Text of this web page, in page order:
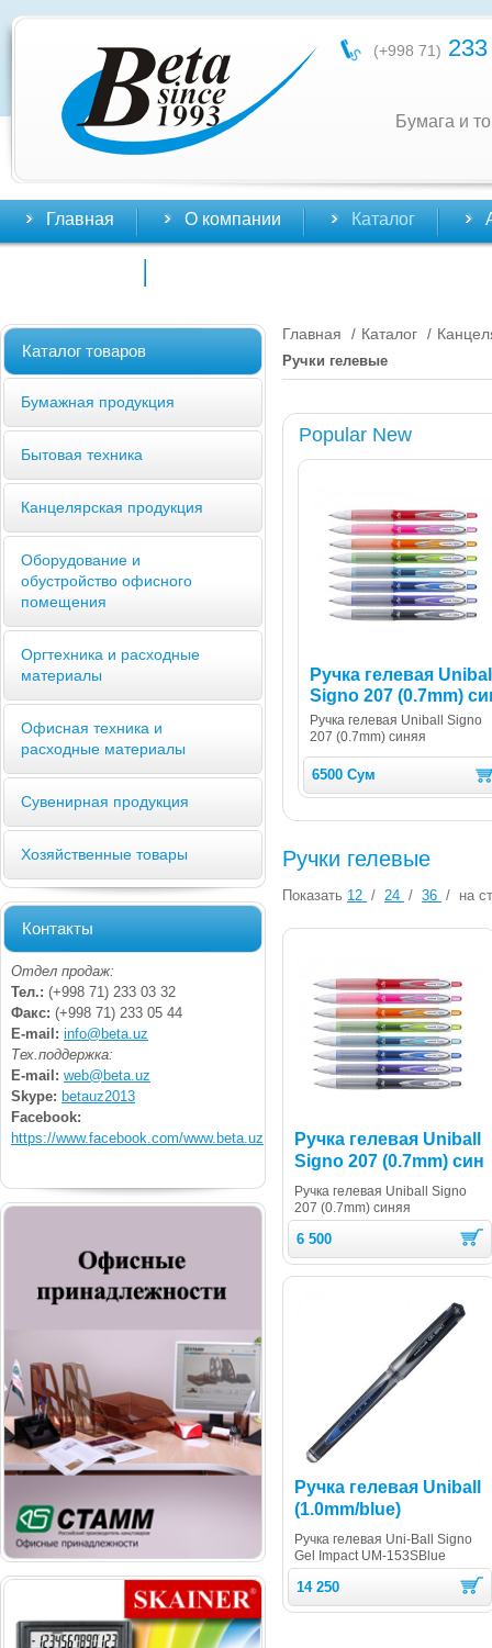
(+998 71)
Бумага и
Главная О компании Каталог
Каталог товаров
Бумажная продукция
Бытовая техника
Канцелярская продукция
Оборудование и
обустройство офисного
помещения
Оргтехника и расходные
материалы
Офисная техника и
расходные материалы
Сувенирная продукция
Хозяйственные товары
Контакты
Отдел продаж:
Тел.: (+998 71) 233 03 32
Факс: (+998 71) 233 05 44
E-mail: info@beta.uz
Тех.поддержка:
E-mail: web@beta.uz
Skype: betauz2013
Facebook:
https://www.facebook.com/www.beta.uz
Главная / Каталог /
Ручки гелевые
Popular New
Ручка гелевая
Signo 207 (0.7mm)
Ручка гелевая Uniball Signo
207 (0.7mm) синяя
6500 Сум
Ручки гелевые
Показать 12 / 24 / 36 / на
Ручка гелевая Uniball
Signo 207 (0.7mm) син
Ручка гелевая Uniball Signo
207 (0.7mm) синяя
6 500
Ручка гелевая Uniball
(1.0mm/blue)
Ручка гелевая Uni-Ball Signo
Gel Impact UM-153SBlue
14 250